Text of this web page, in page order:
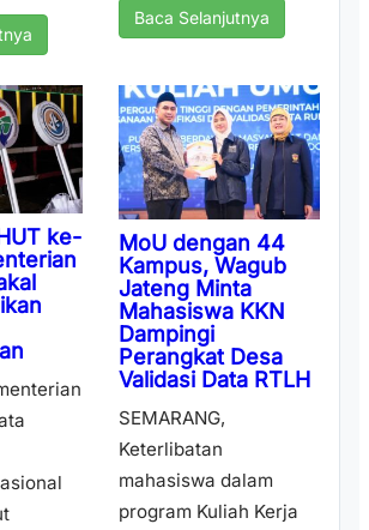
Baca Selanjutnya
ke-
MoU dengan 44
Kampus, Wagub
Jateng Minta
Mahasiswa KKN
Dampingi
Perangkat Desa
Validasi Data RTLH
SEMARANG,
Keterlibatan
mahasiswa dalam
program Kuliah Kerja